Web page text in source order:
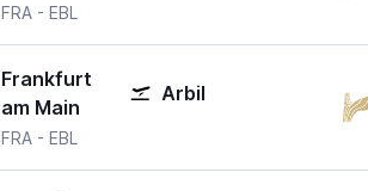
FRA Frankfurt am Main
- EBL
Frankfurt
am Main
Arbil
FRA Frankfurt am Main
- EBL